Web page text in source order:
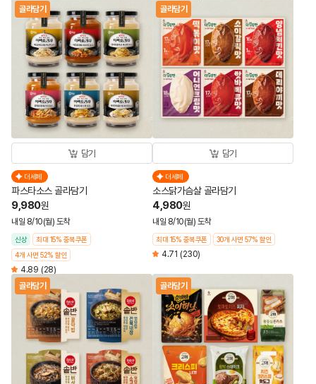
골라담기
담기
더세페
파스타소스 골라담기
9,980원
내일 8/10(월) 도착
신상
최대 15% 중복쿠폰
4개 사면 52% 할인
4.89 (28)
골라담기
담기
더세페
소스닭가슴살 골라담기
4,980원
내일 8/10(월) 도착
최대 15% 중복쿠폰 30개 사면 57% 할인
4.71 (230)
골라담기 골라담기